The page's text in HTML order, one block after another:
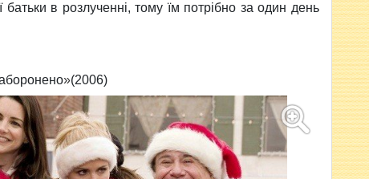
в розлученні, тому їм потрібно за один день
»(2006)